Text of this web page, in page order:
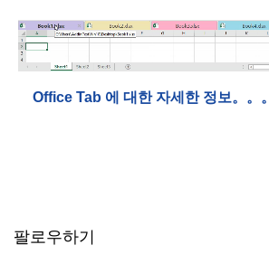
Office Tab 에 대한 자세한 정보。。。
팔로우하기